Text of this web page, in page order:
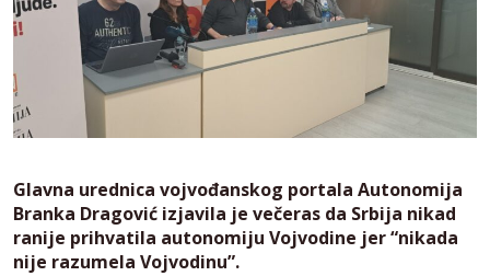
Glavna urednica vojvođanskog portala Autonomija
Branka Dragović izjavila je večeras da Srbija nikad
ranije prihvatila autonomiju Vojvodine jer “nikada
nije razumela Vojvodinu”.